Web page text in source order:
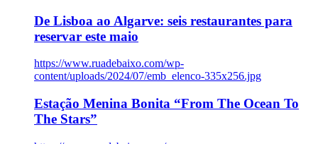
De Lisboa ao Algarve: seis restaurantes para
reservar este maio
https://www.ruadebaixo.com/wp-
content/uploads/2024/07/emb_elenco-335x256.jpg
Estação Menina Bonita “From The Ocean To
The Stars”